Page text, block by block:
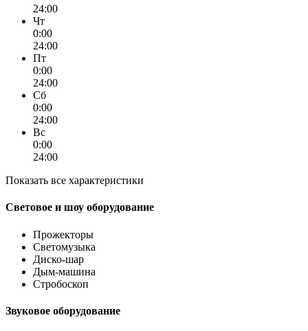
24:00
Чт
0:00
24:00
Пт
0:00
24:00
Сб
0:00
24:00
Вс
0:00
24:00
Показать все характеристики
Световое и шоу оборудование
Прожекторы
Светомузыка
Диско-шар
Дым-машина
Стробоскоп
Звуковое оборудование